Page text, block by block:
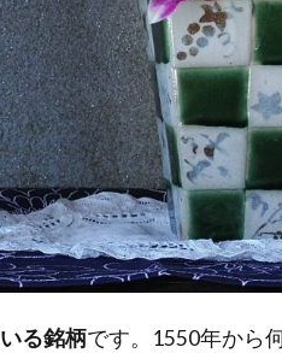
る銘柄です。1550年から